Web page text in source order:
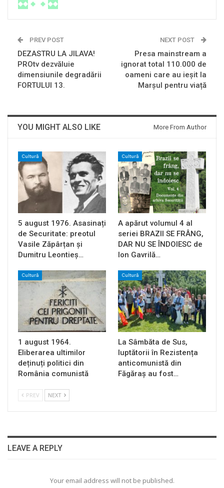
PREV POST
DEZASTRU LA JILAVA!
PROtv dezvăluie
dimensiunile degradării
FORTULUI 13.
NEXT POST
Presa mainstream a
ignorat total 110.000 de
oameni care au ieșit la
Marșul pentru viață
YOU MIGHT ALSO LIKE More From Author
Cultură
5 august 1976. Asasinați
de Securitate: preotul
Vasile Zăpârțan și
Dumitru Leontieș…
Cultură
A apărut volumul 4 al
seriei BRAZII SE FRÂNG,
DAR NU SE ÎNDOIESC de
Ion Gavrilă…
Cultură
1 august 1964.
Eliberarea ultimilor
deținuți politici din
România comunistă
Cultură
La Sâmbăta de Sus,
luptătorii în Rezistența
anticomunistă din
Făgăraș au fost…
PREV NEXT
LEAVE A REPLY
Your email address will not be published.